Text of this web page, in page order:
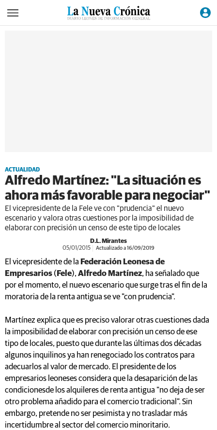
ACTUALIDAD
Alfredo Martínez: "La situación es
ahora más favorable para negociar"
El vicepresidente de la Fele ve con "prudencia" el nuevo
escenario y valora otras cuestiones por la imposibilidad de
elaborar con precisión un censo de este tipo de locales
D.L. Mirantes
05/01/2015 Actualizado a 16/09/2019
El vicepresidente de la Federación Leonesa de
Empresarios ( Fele), Alfredo Martínez, ha señalado que
por el momento, el nuevo escenario que surge tras el fin de la
moratoria de la renta antigua se ve "con prudencia".
Martínez explica que es preciso valorar otras cuestiones dada
la imposibilidad de elaborar con precisión un censo de ese
tipo de locales, puesto que durante las últimas dos décadas
algunos inquilinos ya han renegociado los contratos para
adecuarlos al valor de mercado. El presidente de los
empresarios leoneses considera que la desaparición de las
condicionesde los alquileres de renta antigua "no deja de ser
otro problema añadido para el comercio tradicional". Sin
embargo, pretende no ser pesimista y no trasladar más
incertidumbre al sector del comercio minoritario.